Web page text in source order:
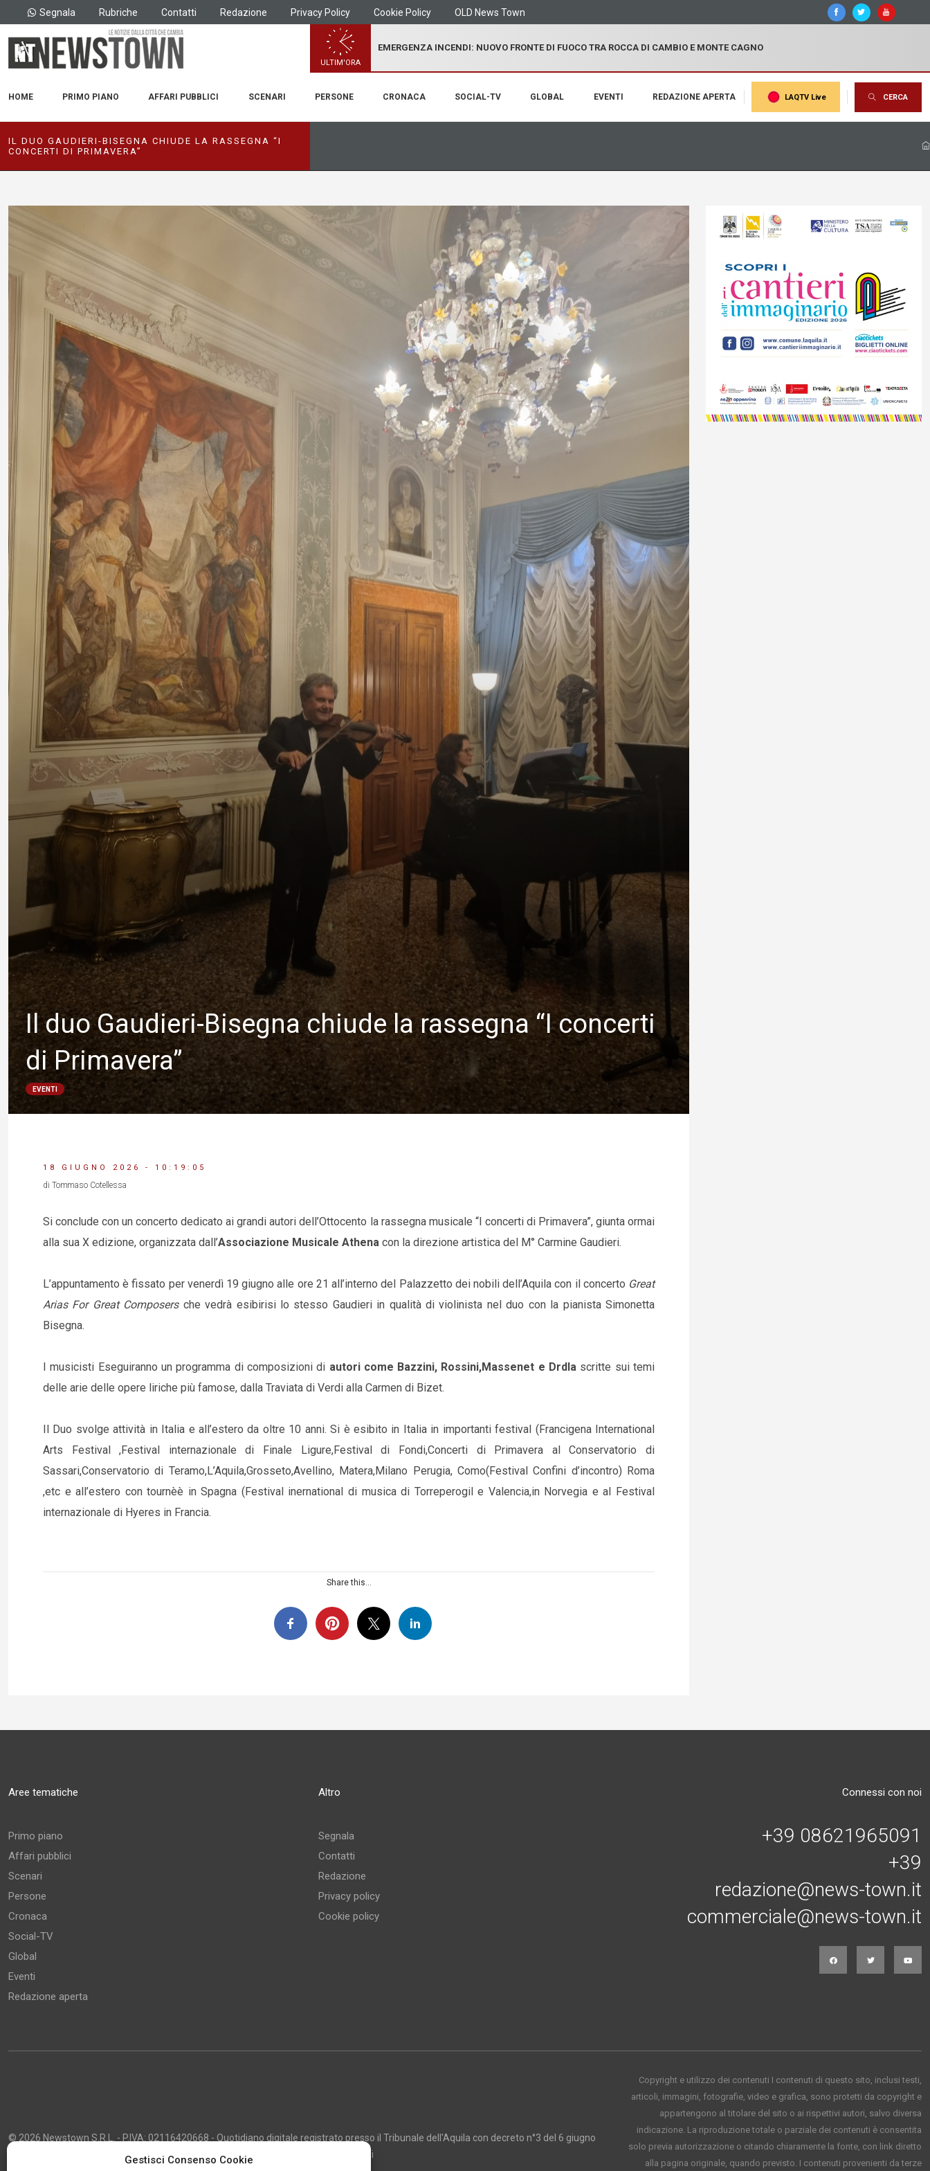
Gestisci Consenso Cookie
Segnala Rubriche Contatti Redazione Privacy Policy Cookie Policy OLD News Town
ULTIM'ORA
EMERGENZA INCENDI: NUOVO FRONTE DI FUOCO TRA ROCCA DI CAMBIO E MONTE CAGNO
HOME PRIMO PIANO AFFARI PUBBLICI SCENARI PERSONE CRONACA SOCIAL-TV GLOBAL EVENTI REDAZIONE APERTA LAQTV Live CERCA
IL DUO GAUDIERI-BISEGNA CHIUDE LA RASSEGNA “I
CONCERTI DI PRIMAVERA”
Il duo Gaudieri-Bisegna chiude la rassegna “I concerti
di Primavera”
EVENTI
18 GIUGNO 2026 - 10:19:05
di Tommaso Cotellessa
Si conclude con un concerto dedicato ai grandi autori dell’Ottocento la rassegna musicale “I concerti di Primavera”, giunta ormai
alla sua X edizione, organizzata dall’Associazione Musicale Athena con la direzione artistica del M° Carmine Gaudieri.
L’appuntamento è fissato per venerdì 19 giugno alle ore 21 all’interno del Palazzetto dei nobili dell’Aquila con il concerto Great
Arias For Great Composersche vedrà esibirisi lo stesso Gaudieri in qualità di violinista nel duo con la pianista Simonetta
Bisegna.
I musicisti Eseguiranno un programma di composizioni di autori come Bazzini, Rossini,Massenet e Drdla scritte sui temi
delle arie delle opere liriche più famose, dalla Traviata di Verdi alla Carmen di Bizet.
Il Duo svolge attività in Italia e all’estero da oltre 10 anni. Si è esibito in Italia in importanti festival (Francigena International
Arts Festival ,Festival internazionale di Finale Ligure,Festival di Fondi,Concerti di Primavera al Conservatorio di
Sassari,Conservatorio di Teramo,L’Aquila,Grosseto,Avellino, Matera,Milano Perugia, Como(Festival Confini d’incontro) Roma
,etc e all’estero con tournèè in Spagna (Festival inernational di musica di Torreperogil e Valencia,in Norvegia e al Festival
internazionale di Hyeres in Francia.
Share this...
Aree tematiche
Primo piano
Affari pubblici
Scenari
Persone
Cronaca
Social-TV
Global
Eventi
Redazione aperta
Altro
Segnala
Contatti
Redazione
Privacy policy
Cookie policy
Connessi con noi
+39 08621965091
+39
redazione@news-town.it
commerciale@news-town.it
© 2026 Newstown S.R.L. - P.IVA: 02116420668 - Quotidiano digitale registrato presso il Tribunale dell'Aquila con decreto n°3 del 6 giugno
2013 - Direttore Responsabile: Giustino Masciocco - Capo Redattore: Marco Giancarli
Copyright e utilizzo dei contenuti I contenuti di questo sito, inclusi testi,
articoli, immagini, fotografie, video e grafica, sono protetti da copyright e
appartengono al titolare del sito o ai rispettivi autori, salvo diversa
indicazione. La riproduzione totale o parziale dei contenuti è consentita
solo previa autorizzazione o citando chiaramente la fonte, con link diretto
alla pagina originale, quando previsto. I contenuti provenienti da terze